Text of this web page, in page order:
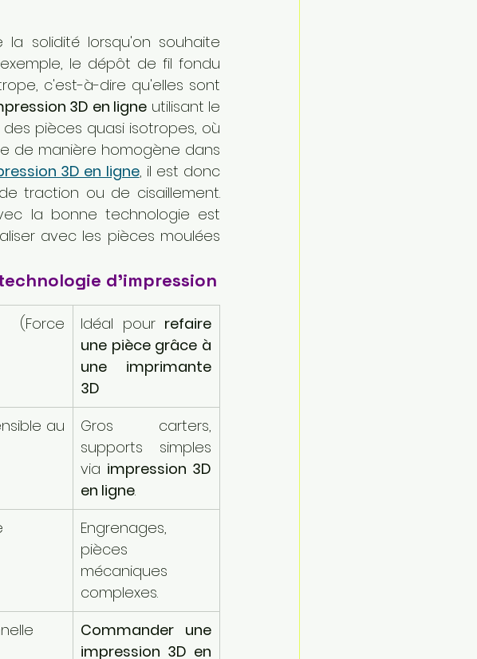
le dépôt de fil fondu
c'est-à-dire qu'elles sont
3D en ligne utilisant le
des pièces quasi isotropes, où
de manière homogène dans
3D en ligne, il est donc
la bonne technologie est
avec les pièces moulées
d'impression
(Force
Idéal pour refaire
une pièce grâce à
une imprimante
3D
au
Gros carters,
supports simples
via impression 3D
en ligne.
Engrenages,
pièces
mécaniques
complexes.
Commander une
impression 3D en